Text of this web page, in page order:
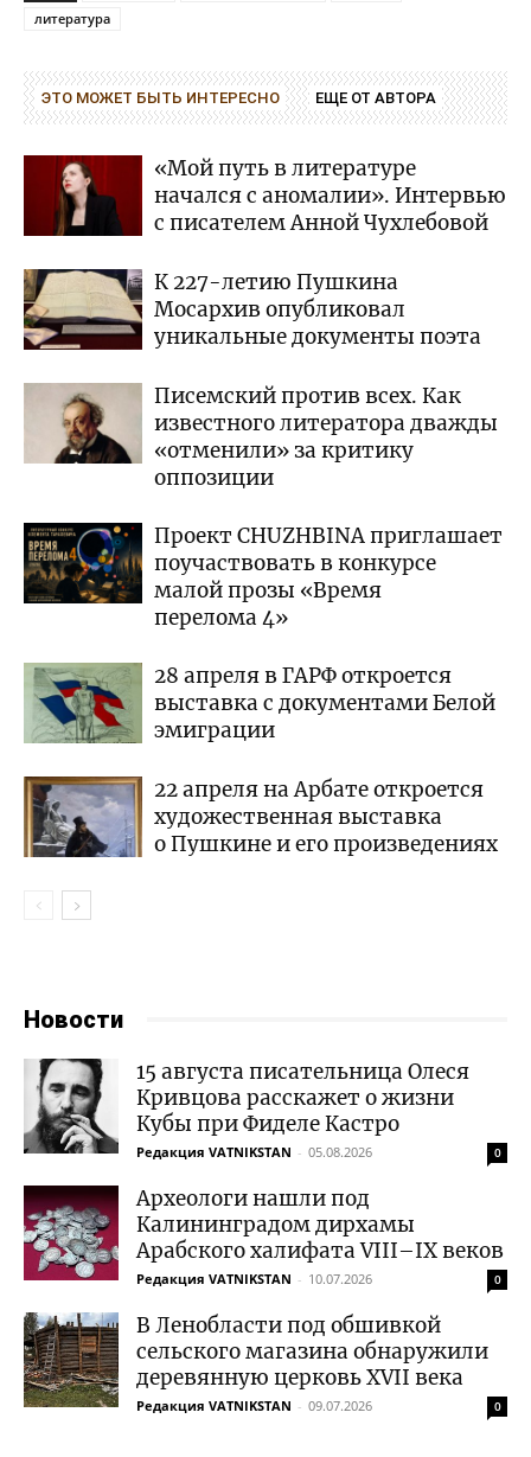
литература
ЭТО МОЖЕТ БЫТЬ ИНТЕРЕСНО ЕЩЕ ОТ АВТОРА
«Мой путь в литературе
начался с аномалии». Интервью
с писателем Анной Чухлебовой
К 227-летию Пушкина
Мосархив опубликовал
уникальные документы поэта
Писемский против всех. Как
известного литератора дважды
«отменили» за критику
оппозиции
Проект CHUZHBINA приглашает
поучаствовать в конкурсе
малой прозы «Время
перелома 4»
28 апреля в ГАРФ откроется
выставка с документами Белой
эмиграции
22 апреля на Арбате откроется
художественная выставка
о Пушкине и его произведениях
Новости
15 августа писательница Олеся
Кривцова расскажет о жизни
Кубы при Фиделе Кастро
Редакция VATNIKSTAN - 05.08.2026 0
Археологи нашли под
Калининградом дирхамы
Арабского халифата VIII–IX веков
Редакция VATNIKSTAN - 10.07.2026 0
В Ленобласти под обшивкой
сельского магазина обнаружили
деревянную церковь XVII века
Редакция VATNIKSTAN - 09.07.2026 0